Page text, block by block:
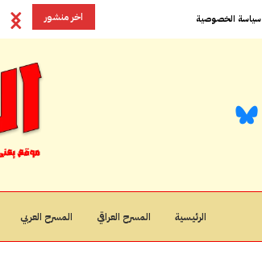
سياسة الخصوصية اخر منشور
الرئيسية المسرح العراقي المسرح العربي